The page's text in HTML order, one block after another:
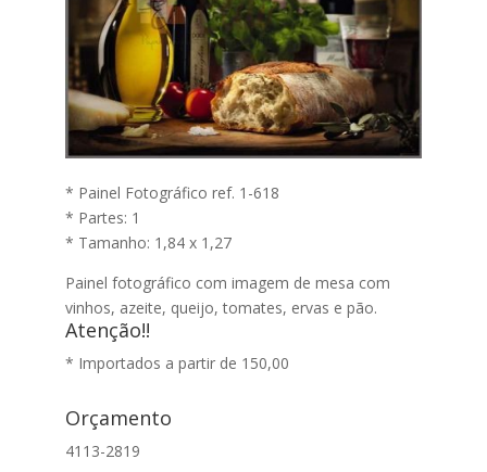
* Painel Fotográfico ref. 1-618
* Partes: 1
* Tamanho: 1,84 x 1,27
Painel fotográfico com imagem de mesa com
vinhos, azeite, queijo, tomates, ervas e pão.
Atenção!!
* Importados a partir de 150,00
Orçamento
4113-2819